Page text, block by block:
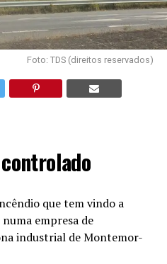
Foto: TDS (direitos reservados)
que tem vindo a
empresa de
industrial de Montemor-